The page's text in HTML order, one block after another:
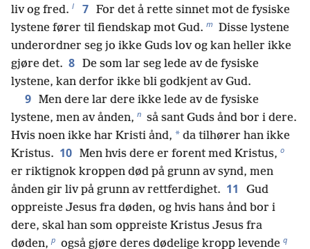
liv og fred. l 7 For det å rette sinnet mot de fysiske
lystene fører til fiendskap mot Gud. m Disse lystene
underordner seg jo ikke Guds lov og kan heller ikke
gjøre det. 8 De som lar seg lede av de fysiske
lystene, kan derfor ikke bli godkjent av Gud.
9 Men dere lar dere ikke lede av de fysiske
lystene, men av ånden, n så sant Guds ånd bor i dere.
Hvis noen ikke har Kristi ånd, * da tilhører han ikke
Kristus. 10 Men hvis dere er forent med Kristus, o
er riktignok kroppen død på grunn av synd, men
ånden gir liv på grunn av rettferdighet. 11
Gud
oppreiste Jesus fra døden, og hvis hans ånd bor i
dere, skal han som oppreiste Kristus Jesus fra
døden, p også gjøre deres dødelige kropp levende q